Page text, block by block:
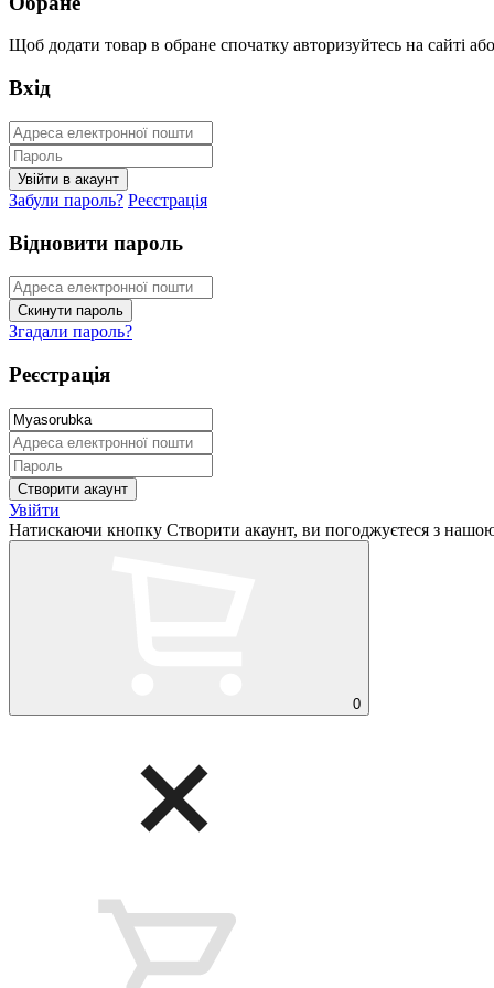
Щоб додати товар в обране спочатку авторизуйтесь на сайті або
Вхід
Забули пароль? Реєстрація
Відновити пароль
Згадали пароль?
Реєстрація
Увійти
Натискаючи кнопку Створити акаунт, ви погоджуєтеся з
0